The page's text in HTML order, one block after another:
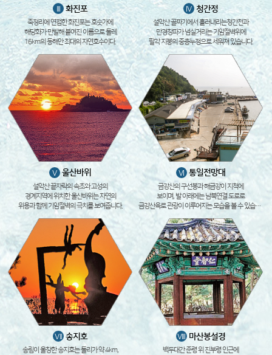
화진포
죽정리에 연접한 화진포는 호숫가에
해당화가 만발해 붙여진 이름으로 둘레
16km의 동해안 최대의 자연호수이다.
IV 청간정
설악산 골짜기에서 흘러내리는청간천과
만경창파가 넘실거리는 기암절벽위에
팔각 지붕의 중층누정으로 세워져 있습니다.
V 울산바위
설악산 끝자락의 속초와 고성의
경계지역에 위치한 울산바위는 자연의
위용과 함께 기암절벽의 극치를 보여줍니다.
VI 통일전망대
금강산의 구선봉과 해금강이 지척에
보이며, 발 아래에는 남북연결 도로로
금강산육로 관광이 이루어지는 모습을 볼 수 있습니다.
VII 송지호
송림이 울창한 송지호는 둘리가 약 4km,
VIII 마산봉설경
백두대간 준령 위 진부령 인근에